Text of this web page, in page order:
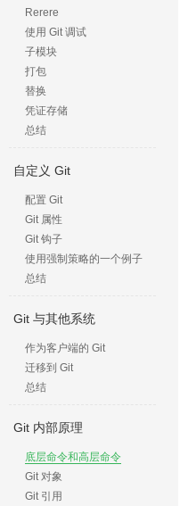
Rerere
使用 Git 调试
子模块
打包
替换
凭证存储
总结
自定义 Git
配置 Git
Git 属性
Git 钩子
使用强制策略的一个例子
总结
Git 与其他系统
作为客户端的 Git
迁移到 Git
总结
Git 内部原理
底层命令和高层命令
Git 对象
Git 引用